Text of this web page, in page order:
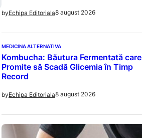
byEchipa Editoriala8 august 2026
MEDICINA ALTERNATIVA
Kombucha: Băutura Fermentată care
Promite să Scadă Glicemia în Timp
Record
byEchipa Editoriala8 august 2026